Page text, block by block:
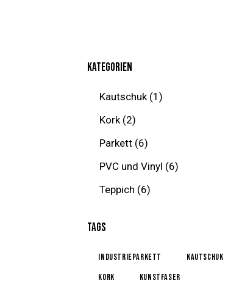
KATEGORIEN
Kautschuk (1)
Kork (2)
Parkett (6)
PVC und Vinyl (6)
Teppich (6)
TAGS
Industrieparkett
kautschuk
kork
kunstfaser